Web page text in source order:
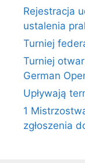
Rejestracja
ustalenia
Turniej
Turniej
German
Upływają
1
zgłoszenia